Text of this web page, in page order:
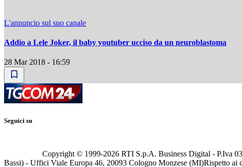
L'annuncio sul suo canale
Addio a Lele Joker, il baby youtuber ucciso da un neuroblastoma
28 Mar 2018 - 16:59
Seguici su
Copyright © 1999-2026 RTI S.p.A. Business Digital - P.Iva
Bassi) - Uffici Viale Europa 46, 20093 Cologno Monzese (MI)Rispetto ai